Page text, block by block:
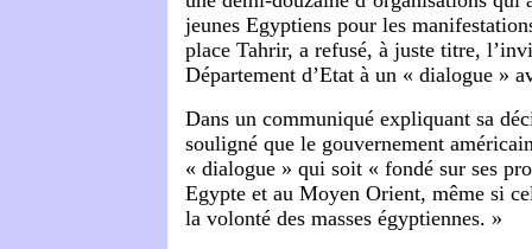
jeunes Egyptiens pour les
place Tahrir, a refusé, à juste titre,
Département d’Etat à un « dialogue »
Dans un communiqué expliquant sa
souligné que le gouvernement
« dialogue » qui soit « fondé sur ses
Egypte et au Moyen Orient, même si
la volonté des masses égyptiennes. »